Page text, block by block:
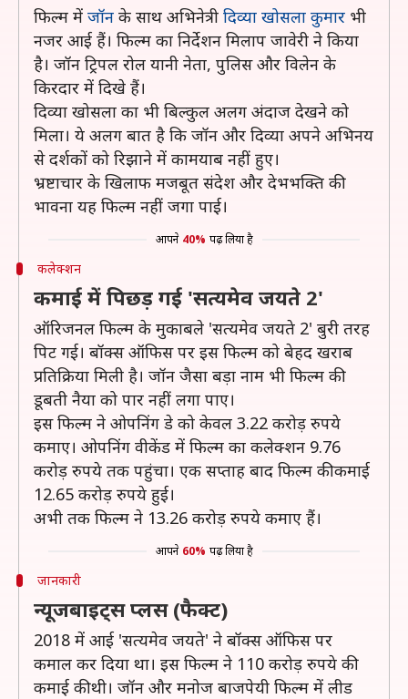
फिल्म में जॉन के साथ अभिनेत्री दिव्या खोसला कुमार भी
नजर आई हैं। फिल्म का निर्देशन मिलाप जावेरी ने किया
है। जॉन ट्रिपल रोल यानी नेता, पुलिस और विलेन के
किरदार में दिखे हैं।
दिव्या खोसला का भी बिल्कुल अलग अंदाज देखने को
मिला। ये अलग बात है कि जॉन और दिव्या अपने अभिनय
से दर्शकों को रिझाने में कामयाब नहीं हुए।
भ्रष्टाचार के खिलाफ मजबूत संदेश और देभभक्ति की
भावना यह फिल्म नहीं जगा पाई।
आपने 40% पढ़ लिया है
कलेक्शन
कमाई में पिछड़ गई 'सत्यमेव जयते 2'
ऑरिजनल फिल्म के मुकाबले 'सत्यमेव जयते 2' बुरी तरह
पिट गई। बॉक्स ऑफिस पर इस फिल्म को बेहद खराब
प्रतिक्रिया मिली है। जॉन जैसा बड़ा नाम भी फिल्म की
डूबती नैया को पार नहीं लगा पाए।
इस फिल्म ने ओपनिंग डे को केवल 3.22 करोड़ रुपये
कमाए। ओपनिंग वीकेंड में फिल्म का कलेक्शन 9.76
करोड़ रुपये तक पहुंचा। एक सप्ताह बाद फिल्म की कमाई
12.65 करोड़ रुपये हुई।
अभी तक फिल्म ने 13.26 करोड़ रुपये कमाए हैं।
आपने 60% पढ़ लिया है
जानकारी
न्यूजबाइट्स प्लस (फैक्ट)
2018 में आई 'सत्यमेव जयते' ने बॉक्स ऑफिस पर
कमाल कर दिया था। इस फिल्म ने 110 करोड़ रुपये की
कमाई की थी। जॉन और मनोज बाजपेयी फिल्म में लीड